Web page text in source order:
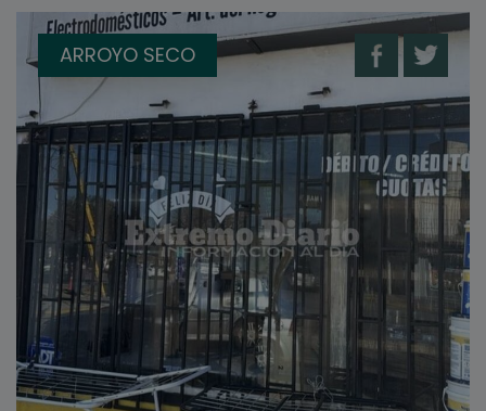
ARROYO SECO